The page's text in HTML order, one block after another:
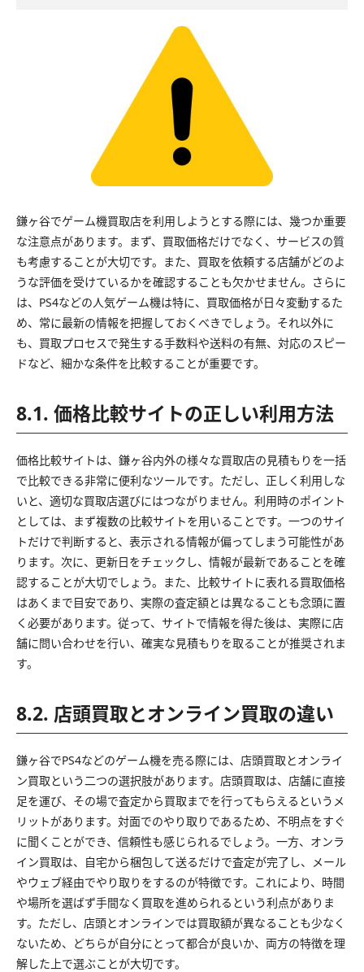
鎌ヶ谷でゲーム機買取店を利用しようとする際には、幾つか重要
な注意点があります。まず、買取価格だけでなく、サービスの質
も考慮することが大切です。また、買取を依頼する店舗がどのよ
うな評価を受けているかを確認することも欠かせません。さらに
は、PS4などの人気ゲーム機は特に、買取価格が日々変動するた
め、常に最新の情報を把握しておくべきでしょう。それ以外に
も、買取プロセスで発生する手数料や送料の有無、対応のスピー
ドなど、細かな条件を比較することが重要です。
8.1. 価格比較サイトの正しい利用方法
価格比較サイトは、鎌ヶ谷内外の様々な買取店の見積もりを一括
で比較できる非常に便利なツールです。ただし、正しく利用しな
いと、適切な買取店選びにはつながりません。利用時のポイント
としては、まず複数の比較サイトを用いることです。一つのサイ
トだけで判断すると、表示される情報が偏ってしまう可能性があ
ります。次に、更新日をチェックし、情報が最新であることを確
認することが大切でしょう。また、比較サイトに表れる買取価格
はあくまで目安であり、実際の査定額とは異なることも念頭に置
く必要があります。従って、サイトで情報を得た後は、実際に店
舗に問い合わせを行い、確実な見積もりを取ることが推奨されま
す。
8.2. 店頭買取とオンライン買取の違い
鎌ヶ谷でPS4などのゲーム機を売る際には、店頭買取とオンライ
ン買取という二つの選択肢があります。店頭買取は、店舗に直接
足を運び、その場で査定から買取までを行ってもらえるというメ
リットがあります。対面でのやり取りであるため、不明点をすぐ
に聞くことができ、信頼性も感じられるでしょう。一方、オンラ
イン買取は、自宅から梱包して送るだけで査定が完了し、メール
やウェブ経由でやり取りをするのが特徴です。これにより、時間
や場所を選ばず手間なく買取を進められるという利点がありま
す。ただし、店頭とオンラインでは買取額が異なることも少なく
ないため、どちらが自分にとって都合が良いか、両方の特徴を理
解した上で選ぶことが大切です。